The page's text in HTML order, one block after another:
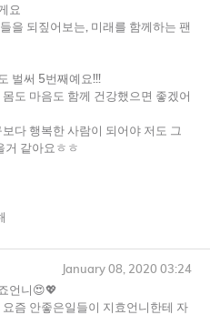
요
을 되짚어보는, 미래를 함께하는 팬
벌써 5번째예요!!!
도 마음도 함께 건강했으면 좋겠어
다 행복한 사람이 되어야 저도 그
거 같아요ㅎㅎ
January 08, 2020 03:24
언니😍💖
즘 안좋은일들이 지효언니한테 자